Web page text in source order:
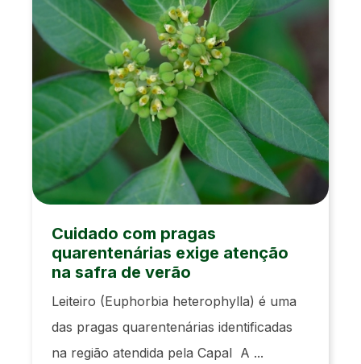
Cuidado com pragas
quarentenárias exige atenção
na safra de verão
Leiteiro (Euphorbia heterophylla) é uma
das pragas quarentenárias identificadas
na região atendida pela Capal A ...